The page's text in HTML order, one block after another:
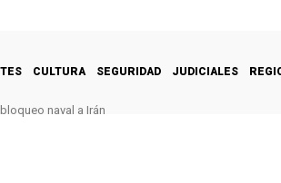
CULTURA SEGURIDAD JUDICIALES
naval a Irán